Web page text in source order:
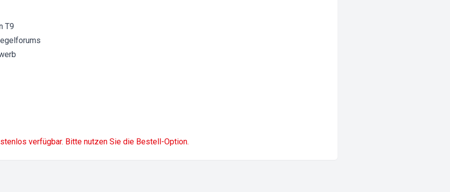
T9
verfügbar. Bitte nutzen Sie die Bestell-Option.